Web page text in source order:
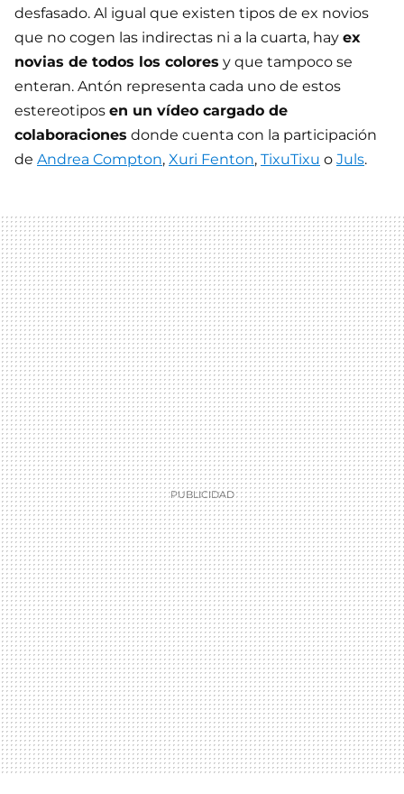
desfasado. Al igual que existen tipos de ex novios
que no cogen las indirectas ni a la cuarta, hay ex
novias de todos los colores y que tampoco se
enteran. Antón representa cada uno de estos
estereotipos en un vídeo cargado de
colaboraciones donde cuenta con la participación
de Andrea Compton, Xuri Fenton, TixuTixu o Juls.